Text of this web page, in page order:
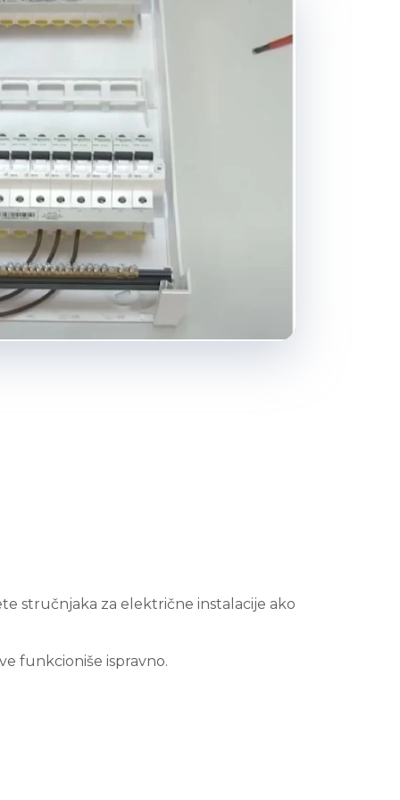
stručnjaka za električne instalacije ako
funkcioniše ispravno.